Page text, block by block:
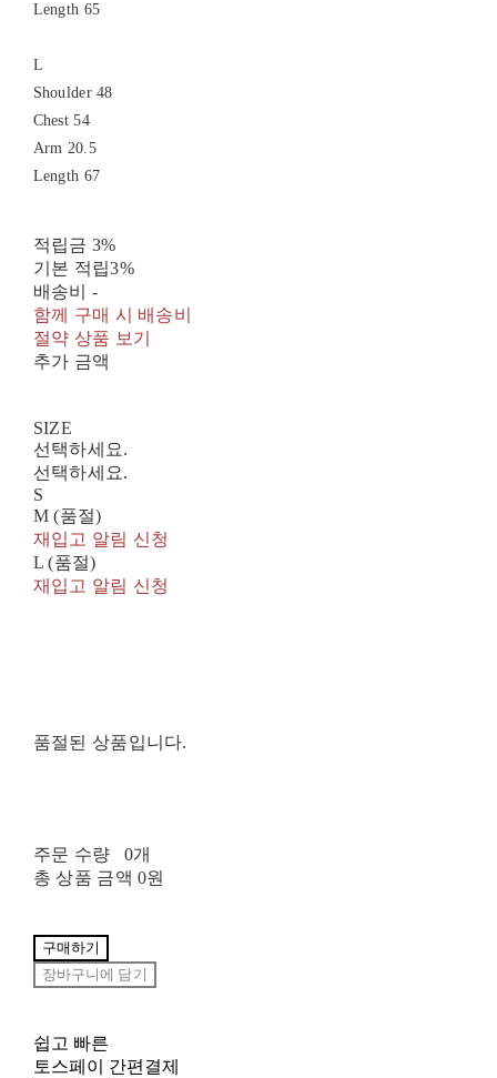
Length 65
L
Shoulder 48
Chest 54
Arm 20.5
Length 67
적립금 3%
기본 적립3%
배송비 -
함께 구매 시 배송비
절약 상품 보기
추가 금액
SIZE
선택하세요.
선택하세요.
S
M (품절)
재입고 알림 신청
L (품절)
재입고 알림 신청
품절된 상품입니다.
주문 수량
0개
총 상품 금액 0원
구매하기
장바구니에 담기
쉽고 빠른
토스페이 간편결제